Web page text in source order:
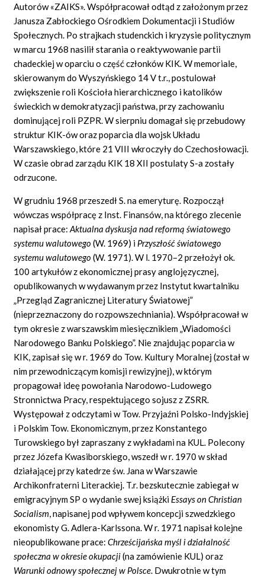
Autorów «ZAIKS». Współpracował odtąd z założonym przez
Janusza Zabłockiego Ośrodkiem Dokumentacji i Studiów
Społecznych. Po strajkach studenckich i kryzysie politycznym
w marcu 1968 nasilił starania o reaktywowanie partii
chadeckiej w oparciu o część członków KIK. W memoriale,
skierowanym do Wyszyńskiego 14 V t.r., postulował
zwiększenie roli Kościoła hierarchicznego i katolików
świeckich w demokratyzacji państwa, przy zachowaniu
dominującej roli PZPR. W sierpniu domagał się przebudowy
struktur KIK-ów oraz poparcia dla wojsk Układu
Warszawskiego, które 21 VIII wkroczyły do Czechosłowacji.
W czasie obrad zarządu KIK 18 XII postulaty S-a zostały
odrzucone.
W grudniu 1968 przeszedł S. na emeryturę. Rozpoczął
wówczas współpracę z Inst. Finansów, na którego zlecenie
napisał prace:Aktualna dyskusja nad reformą światowego
systemu walutowego(W. 1969) i Przyszłośćświatowego
systemu walutowego(W. 1971). W l. 1970–2 przełożył ok.
100 artykułów z ekonomicznej prasy anglojęzycznej,
opublikowanych w wydawanym przez Instytut kwartalniku
„Przegląd Zagranicznej Literatury Światowej”
(nieprzeznaczony do rozpowszechniania). Współpracował w
tym okresie z warszawskim miesięcznikiem „Wiadomości
Narodowego Banku Polskiego”. Nie znajdując poparcia w
KIK, zapisał się w r. 1969 do Tow. Kultury Moralnej (został w
nim przewodniczącym komisji rewizyjnej), w którym
propagował ideę powołania Narodowo-Ludowego
Stronnictwa Pracy, respektującego sojusz z ZSRR.
Występował z odczytami w Tow. Przyjaźni Polsko-Indyjskiej
i Polskim Tow. Ekonomicznym, przez Konstantego
Turowskiego był zapraszany z wykładami na KUL. Polecony
przez Józefa Kwasiborskiego, wszedł w r. 1970 w skład
działającej przy katedrze św. Jana w Warszawie
Archikonfraterni Literackiej. T.r. bezskutecznie zabiegał w
emigracyjnym SP o wydanie swej książki Essays on Christian
Socialism,napisanej pod wpływem koncepcji szwedzkiego
ekonomisty G. Adlera-Karlssona. W r. 1971 napisał kolejne
nieopublikowane prace:Chrześcijańska myśl i działalność
społeczna w okresie okupacji(na zamówienie KUL) oraz
Warunki odnowy społecznej w Polsce. Dwukrotnie w tym